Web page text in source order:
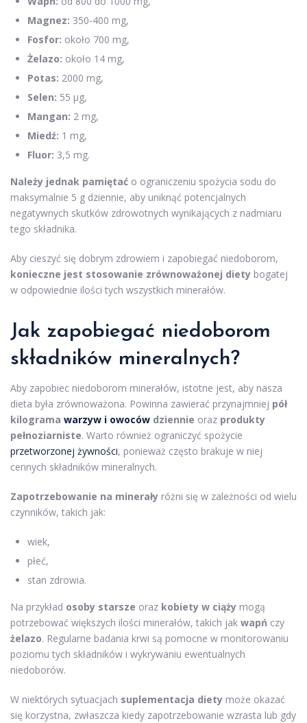
Magnez: 350-400 mg,
Fosfor: około 700 mg,
Żelazo: około 14 mg,
Potas: 2000 mg,
Selen: 55 μg,
Mangan: 2 mg,
Miedź: 1 mg,
Fluor: 3,5 mg.
Należy jednak pamiętać o ograniczeniu spożycia sodu do
maksymalnie 5 g dziennie, aby uniknąć potencjalnych
negatywnych skutków zdrowotnych wynikających z nadmiaru
tego składnika.
Aby cieszyć się dobrym zdrowiem i zapobiegać niedoborom,
konieczne jest stosowanie zrównoważonej diety bogatej
w odpowiednie ilości tych wszystkich minerałów.
Jak zapobiegać niedoborom
składników mineralnych?
Aby zapobiec niedoborom minerałów, istotne jest, aby nasza
dieta była zrównoważona. Powinna zawierać przynajmniej pół
kilograma warzyw i owoców dziennie oraz produkty
pełnoziarniste. Warto również ograniczyć spożycie
przetworzonej żywności, ponieważ często brakuje w niej
cennych składników mineralnych.
Zapotrzebowanie na minerały różni się w zależności od wielu
czynników, takich jak:
wiek,
płeć,
stan zdrowia.
Na przykład osoby starsze oraz kobiety w ciąży mogą
potrzebować większych ilości minerałów, takich jak wapń czy
żelazo. Regularne badania krwi są pomocne w monitorowaniu
poziomu tych składników i wykrywaniu ewentualnych
niedoborów.
W niektórych sytuacjach suplementacja diety może okazać
się korzystna, zwłaszcza kiedy zapotrzebowanie wzrasta lub gdy